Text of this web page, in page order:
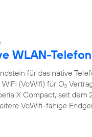
WLAN-
für das native
(VoWifi) für O2
X Compact, seit
VoWifi-fähige